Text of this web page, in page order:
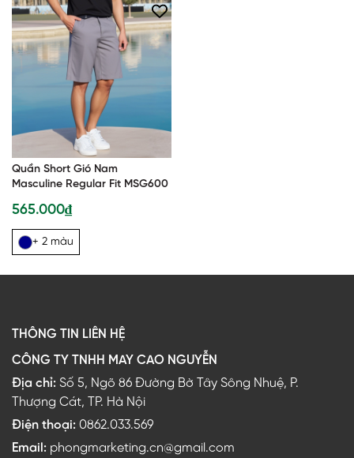
Quần Short Gió Nam
Masculine Regular Fit MSG600
565.000₫
+ 2 màu
THÔNG TIN LIÊN HỆ
CÔNG TY TNHH MAY CAO NGUYỄN
Địa chỉ: Số 5, Ngõ 86 Đường Bờ Tây Sông Nhuệ, P.
Thượng Cát, TP. Hà Nội
Điện thoại: 0862.033.569
Email: phongmarketing.cn@gmail.com